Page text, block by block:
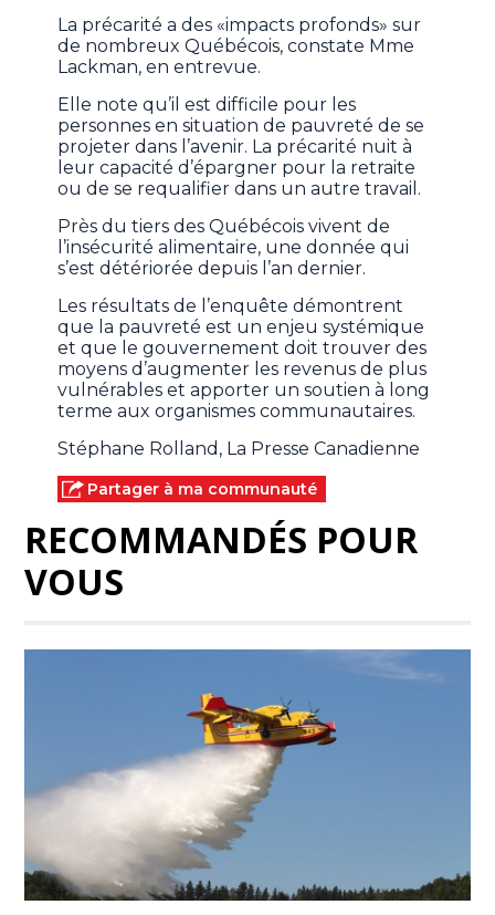
La précarité a des «impacts profonds» sur
de nombreux Québécois, constate Mme
Lackman, en entrevue.
Elle note qu’il est difficile pour les
personnes en situation de pauvreté de se
projeter dans l’avenir. La précarité nuit à
leur capacité d’épargner pour la retraite
ou de se requalifier dans un autre travail.
Près du tiers des Québécois vivent de
l’insécurité alimentaire, une donnée qui
s’est détériorée depuis l’an dernier.
Les résultats de l’enquête démontrent
que la pauvreté est un enjeu systémique
et que le gouvernement doit trouver des
moyens d’augmenter les revenus de plus
vulnérables et apporter un soutien à long
terme aux organismes communautaires.
Stéphane Rolland, La Presse Canadienne
Partager à ma communauté
RECOMMANDÉS POUR
VOUS